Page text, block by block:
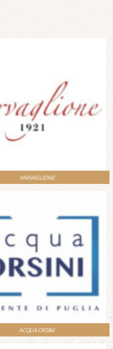
VARVAGLIONE
ACQUA ORSINI